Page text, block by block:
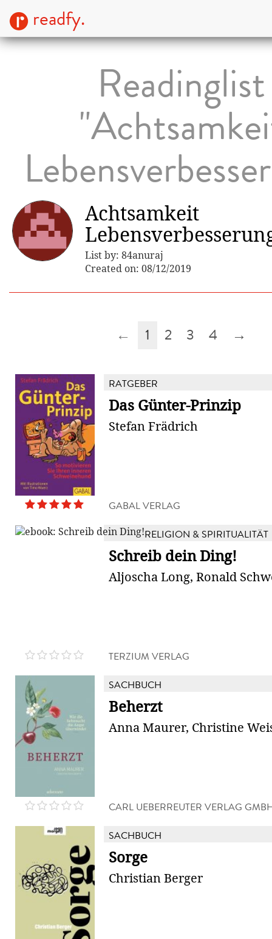
readfy.
Readinglist
Achtsamkeit
List by: 84anuraj
Created on: 08/12/2019
← 1 2 3 4 →
RATGEBER
Das Günter-Prinzip
Stefan Frädrich
GABAL VERLAG
RELIGION & SPIRITUALITÄT
Schreib dein Ding!
Aljoscha Long, Ronald
TERZIUM VERLAG
SACHBUCH
Beherzt
Anna Maurer, Christine
CARL UEBERREUTER VERLAG
SACHBUCH
Sorge
Christian Berger